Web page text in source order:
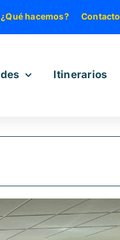
¿Qué hacemos? Contacto
Itinerarios